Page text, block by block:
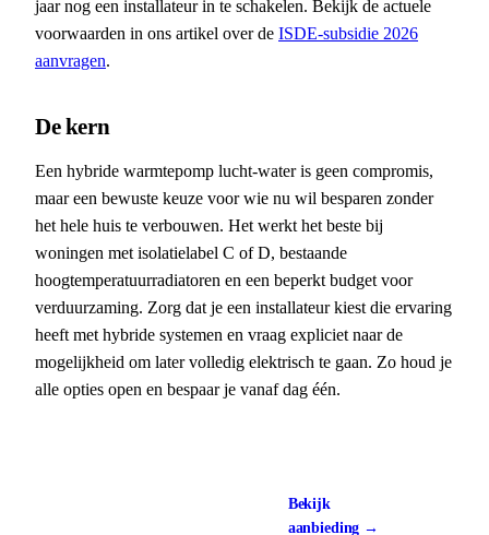
jaar nog een installateur in te schakelen. Bekijk de actuele
voorwaarden in ons artikel over de ISDE-subsidie 2026
aanvragen.
De kern
Een hybride warmtepomp lucht-water is geen compromis,
maar een bewuste keuze voor wie nu wil besparen zonder
het hele huis te verbouwen. Het werkt het beste bij
woningen met isolatielabel C of D, bestaande
hoogtemperatuurradiatoren en een beperkt budget voor
verduurzaming. Zorg dat je een installateur kiest die ervaring
heeft met hybride systemen en vraag expliciet naar de
mogelijkheid om later volledig elektrisch te gaan. Zo houd je
alle opties open en bespaar je vanaf dag één.
Bekijk
aanbieding →